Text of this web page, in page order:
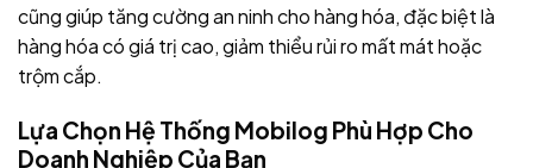
cũng giúp tăng cường an ninh cho hàng hóa, đặc biệt là
hàng hóa có giá trị cao, giảm thiểu rủi ro mất mát hoặc
trộm cắp.
Lựa Chọn Hệ Thống Mobilog Phù Hợp Cho
Doanh Nghiệp Của Bạn